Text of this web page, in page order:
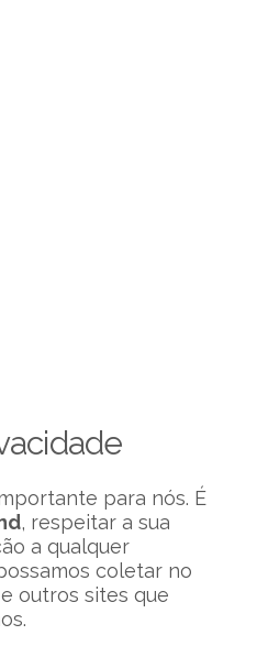
para nós. É
, respeitar a sua
a qualquer
coletar no
outros sites que